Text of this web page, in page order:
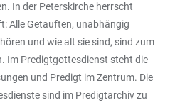
In der Peterskirche herrscht
Alle Getauften, unabhängig
und wie alt sie sind, sind zum
Im Predigtgottesdienst steht die
und Predigt im Zentrum. Die
sind im Predigtarchiv zu